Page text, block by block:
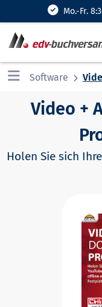
Mo.-Fr.
Software
Video +
Holen Sie sich